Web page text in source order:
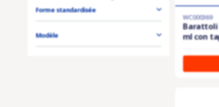
Forme standardisée
Modèle
WC000369
Barattoli
ml con